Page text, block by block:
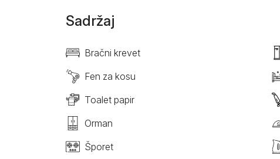
Sadržaj
Bračni krevet
Fen za kosu
Toalet papir
Orman
Šporet